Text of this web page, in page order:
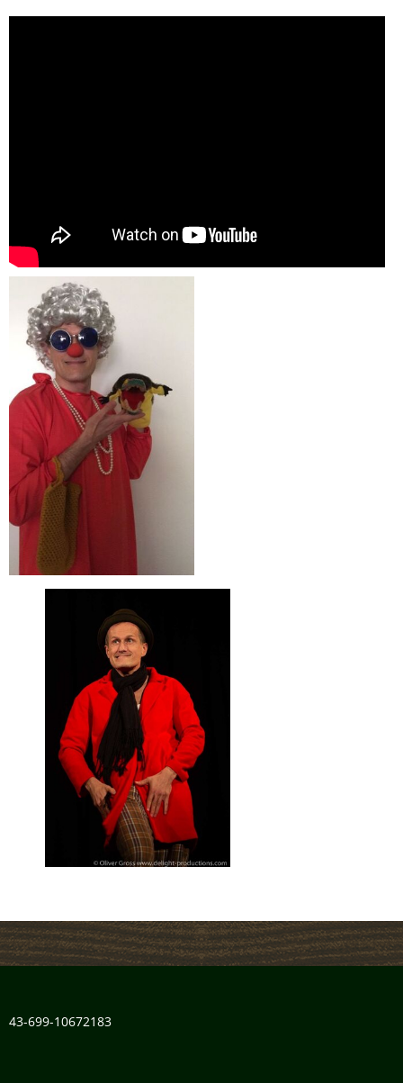
43-699-10672183